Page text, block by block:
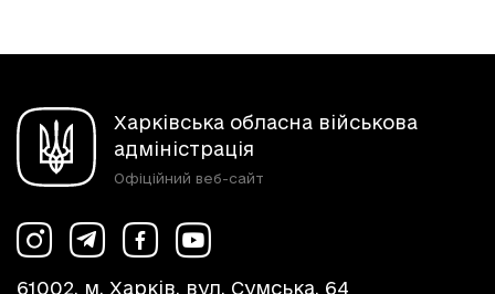
Харківська обласна військова
адміністрація
Офіційний веб-сайт
61002, м. Харків, вул. Сумська, 64